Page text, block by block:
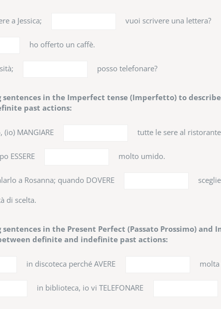
a Jessica; vuoi scrivere una lettera?
ho offerto un caffè.
posso telefonare?
in the Imperfect tense (Imperfetto) to
past actions:
MANGIARE tutte le sere al
ESSERE molto umido.
a Rosanna; quando DOVERE
di scelta.
in the Present Perfect (Passato Prossimo)
definite and indefinite past actions:
in discoteca perché AVERE
in biblioteca, io vi TELEFONARE